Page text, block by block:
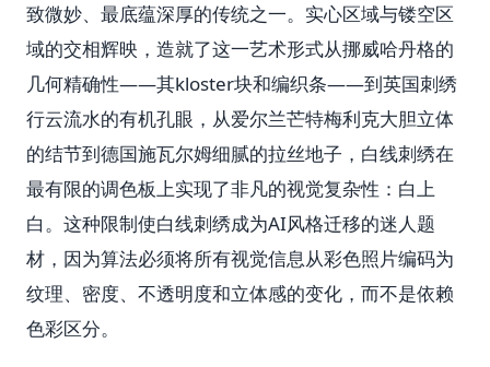
致微妙、最底蕴深厚的传统之一。实心区域与镂空区
域的交相辉映，造就了这一艺术形式从挪威哈丹格的
几何精确性——其kloster块和编织条——到英国刺绣
行云流水的有机孔眼，从爱尔兰芒特梅利克大胆立体
的结节到德国施瓦尔姆细腻的拉丝地子，白线刺绣在
最有限的调色板上实现了非凡的视觉复杂性：白上
白。这种限制使白线刺绣成为AI风格迁移的迷人题
材，因为算法必须将所有视觉信息从彩色照片编码为
纹理、密度、不透明度和立体感的变化，而不是依赖
色彩区分。